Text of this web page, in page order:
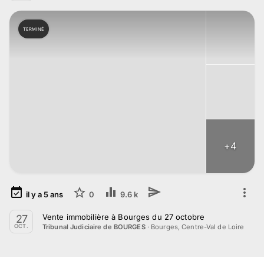
TERMINÉ
+4
il y a5ans 0 9.6 k
27
OCT.
Vente immobilière à Bourges du 27 octobre
Tribunal Judiciaire de BOURGES· Bourges, Centre-Val de Loire